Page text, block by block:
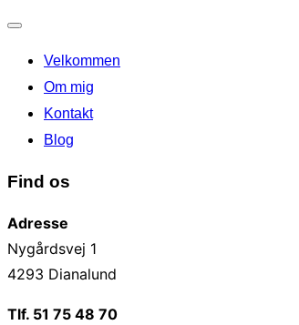
navigation
til/fra
Velkommen
Om mig
Kontakt
Blog
Find os
Adresse
Nygårdsvej 1
4293 Dianalund
Tlf. 51 75 48 70